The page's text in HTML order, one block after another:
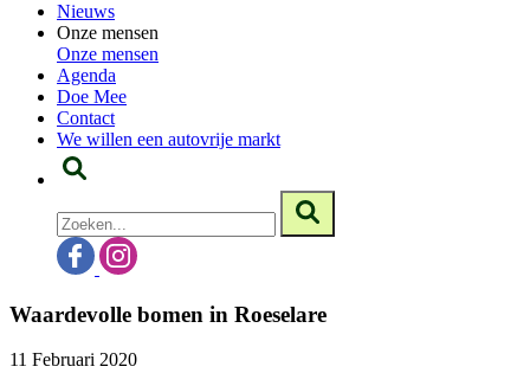
Nieuws
Onze mensen
Onze mensen
Agenda
Doe Mee
Contact
We willen een autovrije markt
Waardevolle bomen in Roeselare
11 Februari 2020